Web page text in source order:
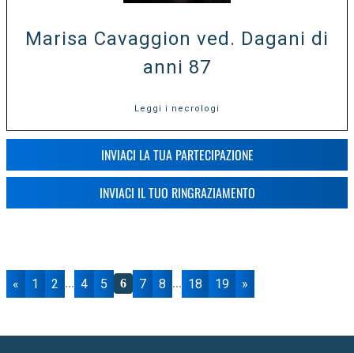
Marisa Cavaggion ved. Dagani di
anni 87
Leggi i necrologi
INVIACI LA TUA PARTECIPAZIONE
INVIACI IL TUO RINGRAZIAMENTO
« 1 2 ... 4 5 6 7 8 ... 18 19 »